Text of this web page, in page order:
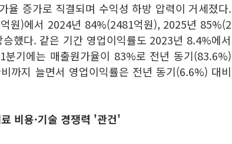
율 증가로 직결되며 수익성 하방 압력이 거세졌다.
원)에서 2024년 84%(2481억원), 2025년 85%(2
했다. 같은 기간 영업이익률도 2023년 8.4%에서
기에는 매출원가율이 83%로 전년 동기(83.6%)
까지 늘면서 영업이익률은 전년 동기(6.6%) 대비
비용·기술 경쟁력 '관건'